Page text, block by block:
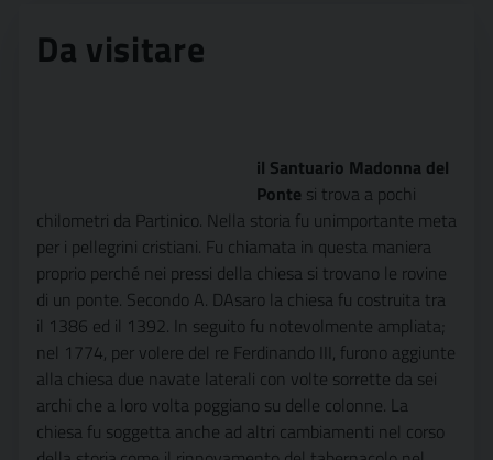
Da visitare
il Santuario Madonna del
Ponte  si trova a pochi
chilometri da Partinico. Nella storia fu unimportante meta
per i pellegrini cristiani. Fu chiamata in questa maniera
proprio perché nei pressi della chiesa si trovano le rovine
di un ponte. Secondo A. DAsaro la chiesa fu costruita tra
il 1386 ed il 1392. In seguito fu notevolmente ampliata;
nel 1774, per volere del re Ferdinando III, furono aggiunte
alla chiesa due navate laterali con volte sorrette da sei
archi che a loro volta poggiano su delle colonne. La
chiesa fu soggetta anche ad altri cambiamenti nel corso